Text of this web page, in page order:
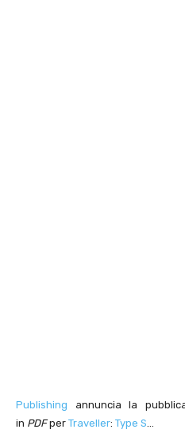
Publishing annuncia la
in PDFper Traveller: Type S…